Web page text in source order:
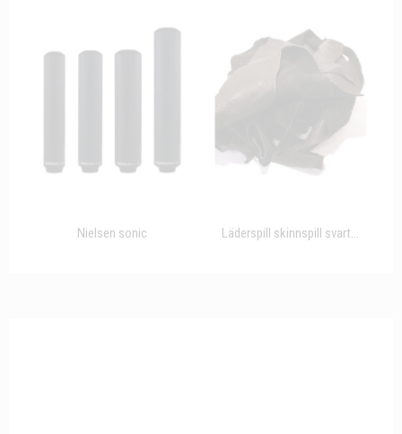
Nielsen sonic Läderspill skinnspill svart...